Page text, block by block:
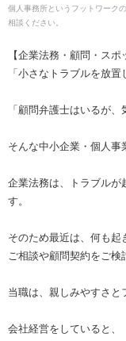
個人事務所というフットワーク
相談ください。
【企業法務・顧問・スポ
「小さなトラブルを放置
「顧問弁護士はいるが、
そんな中小企業・個人事
企業法務は、トラブルが
す。
そのため最近は、何も起
ご相談や顧問契約をご検
当職は、親しみやすさと
会社経営をしていると、